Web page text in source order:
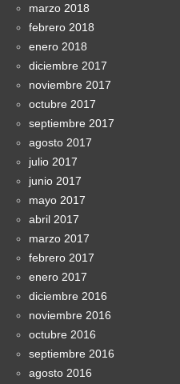
marzo 2018
febrero 2018
enero 2018
diciembre 2017
noviembre 2017
octubre 2017
septiembre 2017
agosto 2017
julio 2017
junio 2017
mayo 2017
abril 2017
marzo 2017
febrero 2017
enero 2017
diciembre 2016
noviembre 2016
octubre 2016
septiembre 2016
agosto 2016